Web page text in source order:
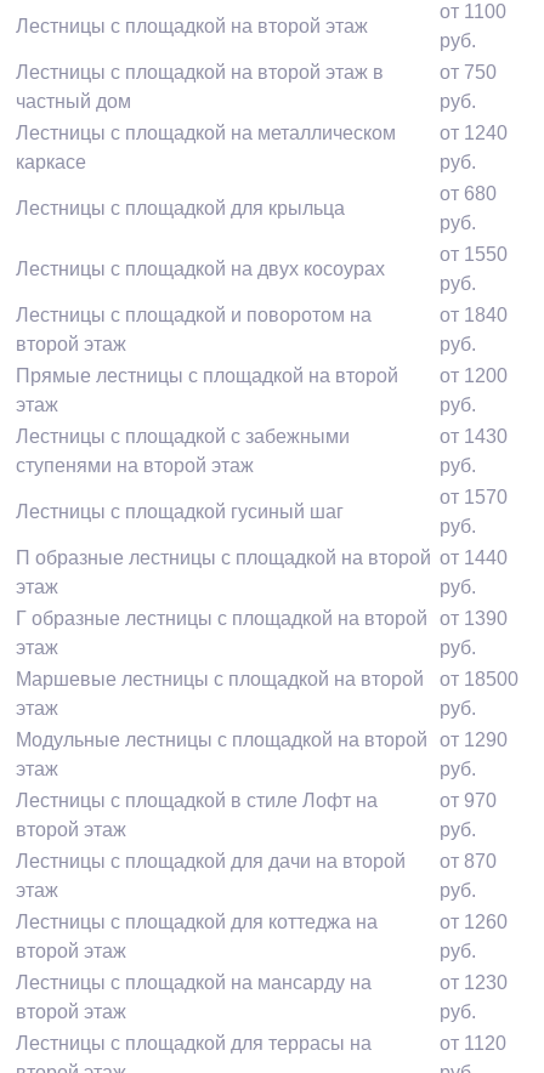
Лестницы с площадкой на второй этаж
от 1100
руб.
Лестницы с площадкой на второй этаж в
частный дом
от 750
руб.
Лестницы с площадкой на металлическом
каркасе
от 1240
руб.
Лестницы с площадкой для крыльца
от 680
руб.
Лестницы с площадкой на двух косоурах
от 1550
руб.
Лестницы с площадкой и поворотом на
второй этаж
от 1840
руб.
Прямые лестницы с площадкой на второй
этаж
от 1200
руб.
Лестницы с площадкой с забежными
ступенями на второй этаж
от 1430
руб.
Лестницы с площадкой гусиный шаг
от 1570
руб.
П образные лестницы с площадкой на второй
этаж
от 1440
руб.
Г образные лестницы с площадкой на второй
этаж
от 1390
руб.
Маршевые лестницы с площадкой на второй
этаж
от 18500
руб.
Модульные лестницы с площадкой на второй
этаж
от 1290
руб.
Лестницы с площадкой в стиле Лофт на
второй этаж
от 970
руб.
Лестницы с площадкой для дачи на второй
этаж
от 870
руб.
Лестницы с площадкой для коттеджа на
второй этаж
от 1260
руб.
Лестницы с площадкой на мансарду на
второй этаж
от 1230
руб.
Лестницы с площадкой для террасы на
от 1120